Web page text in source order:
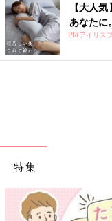
【大人
あなたに。
PR(アイリス
特集